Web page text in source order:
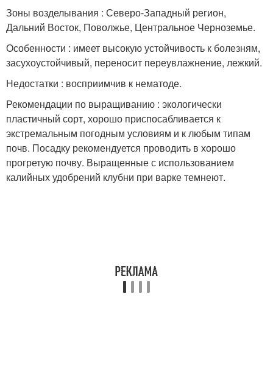
Зоны возделывания : Северо-Западный регион,
Дальний Восток, Поволжье, Центральное Черноземье.
Особенности : имеет высокую устойчивость к болезням,
засухоустойчивый, переносит переувлажнение, лежкий.
Недостатки : восприимчив к нематоде.
Рекомендации по выращиванию : экологически
пластичный сорт, хорошо приспосабливается к
экстремальным погодным условиям и к любым типам
почв. Посадку рекомендуется проводить в хорошо
прогретую почву. Выращенные с использованием
калийных удобрений клубни при варке темнеют.